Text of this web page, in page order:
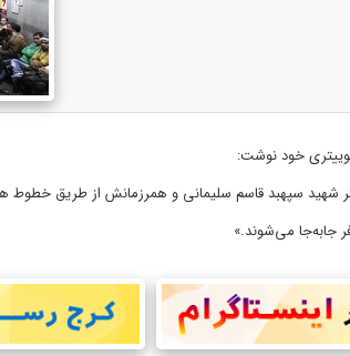
خود نوشت:
شهید سپهبد قاسم سلیمانی و همرزمانش از طریق خطوط